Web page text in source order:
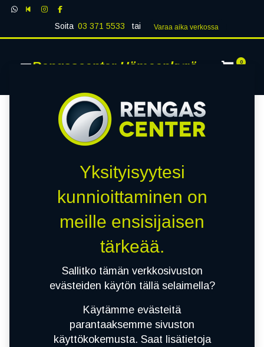
Soita 03 371 5533 tai Varaa aika verk​​​​ossa
Rengascenter Hämeenkyrö 0
Yksityisyytesi
kunnioittaminen on
meille ensisijaisen
tärkeää.
Sallitko tämän verkkosivuston
evästeiden käytön tällä selaimella?
Käytämme evästeitä
parantaaksemme sivuston
käyttökokemusta. Saat lisätietoja